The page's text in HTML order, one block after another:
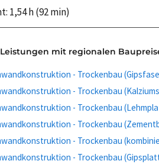
1,54 h (92 min)
mit regionalen
- Trockenbau
- Trockenbau
- Trockenbau
- Trockenbau
- Trockenbau
- Trockenbau